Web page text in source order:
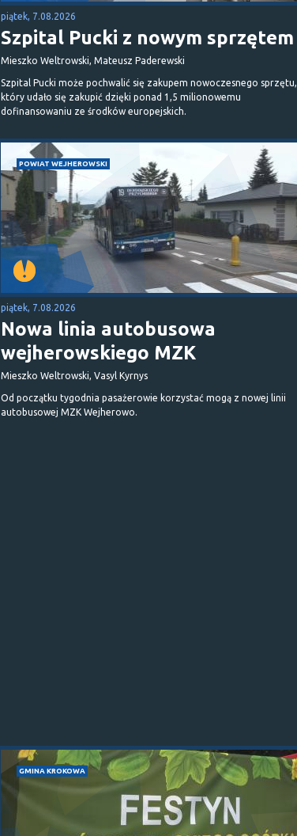
piątek, 7.08.2026
Szpital Pucki z nowym sprzętem
Mieszko Weltrowski, Mateusz Paderewski
Szpital Pucki może pochwalić się zakupem nowoczesnego sprzętu,
który udało się zakupić dzięki ponad 1,5 milionowemu
dofinansowaniu ze środków europejskich.
POWIAT WEJHEROWSKI
piątek, 7.08.2026
Nowa linia autobusowa
wejherowskiego MZK
Mieszko Weltrowski, Vasyl Kyrnys
Od początku tygodnia pasażerowie korzystać mogą z nowej linii
autobusowej MZK Wejherowo.
GMINA KROKOWA